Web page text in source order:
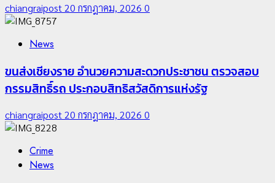
chiangraipost20 กรกฎาคม, 2026 0
News
ขนส่งเชียงราย อำนวยความสะดวกประชาชน ตรวจสอบ
กรรมสิทธิ์รถ ประกอบสิทธิสวัสดิการแห่งรัฐ
chiangraipost20 กรกฎาคม, 2026 0
Crime
News